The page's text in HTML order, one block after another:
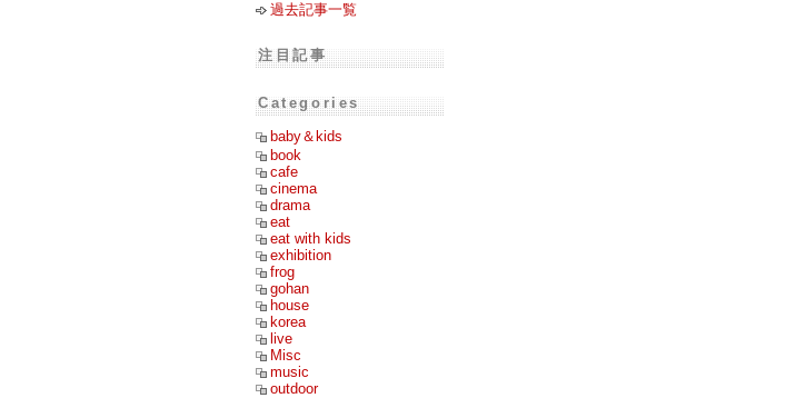
過去記事一覧
注目記事
Categories
baby＆kids
book
cafe
cinema
drama
eat
eat with kids
exhibition
frog
gohan
house
korea
live
Misc
music
outdoor